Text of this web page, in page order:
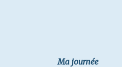
Ma journée